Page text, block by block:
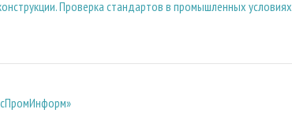
Проверка стандартов в промышленных условиях